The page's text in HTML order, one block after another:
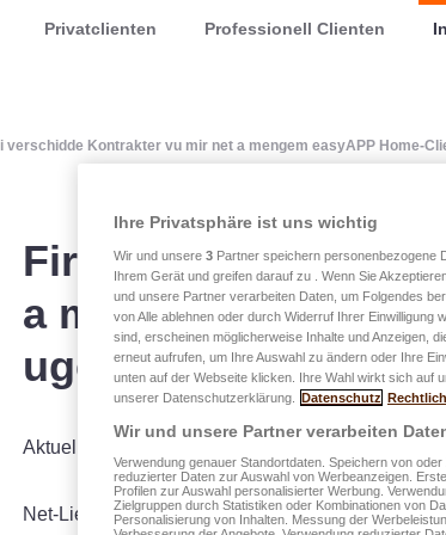
Privatclienten Professionell Clienten
verschidde Kontrakter vu mir net a mengem easyAPP Home-
Firwat gi
a mengem
ugewisen?
Aktuell ginn déi follgend Assurancekontrakter op
Net-Liewensversécherungen: easyPROTECT,
Ihre Privatsphäre ist uns wichtig
Wir und unsere 3 Partner speichern personenbezogene
Ihrem Gerät und greifen darauf zu . Wenn Sie
und unsere Partner verarbeiten Daten, um Folgendes
von Alle ablehnen oder durch Widerruf Ihrer
sind, erscheinen möglicherweise Inhalte und Anzeigen,
erneut aufrufen, um Ihre Auswahl zu ändern oder Ihre
unten auf der Webseite klicken. Ihre Wahl wirkt sich auf
unserer Datenschutzerklärung.
Datenschutz
Wir und unsere Partner verarbeiten
Verwendung genauer Standortdaten. Speichern von
reduzierter Daten zur Auswahl von Werbeanzeigen.
Profilen zur Auswahl personalisierter Werbung.
Zielgruppen durch Statistiken oder Kombinationen von
Personalisierung von Inhalten. Messung der